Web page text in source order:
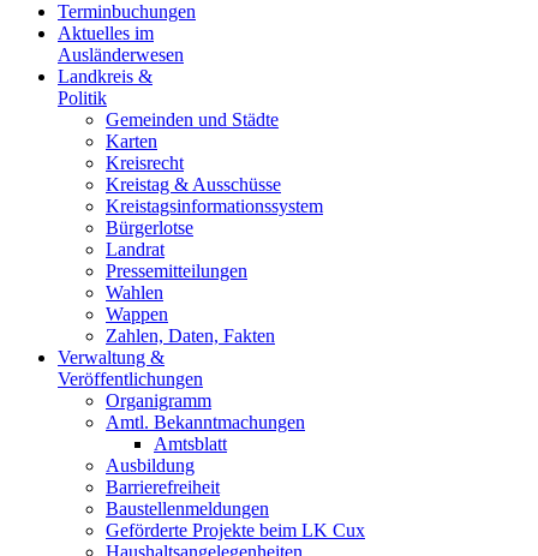
Terminbuchungen
Aktuelles im
Ausländerwesen
Landkreis &
Politik
Gemeinden und Städte
Karten
Kreisrecht
Kreistag & Ausschüsse
Kreistagsinformationssystem
Bürgerlotse
Landrat
Pressemitteilungen
Wahlen
Wappen
Zahlen, Daten, Fakten
Verwaltung &
Veröffentlichungen
Organigramm
Amtl. Bekanntmachungen
Amtsblatt
Ausbildung
Barrierefreiheit
Baustellenmeldungen
Geförderte Projekte beim LK Cux
Haushaltsangelegenheiten